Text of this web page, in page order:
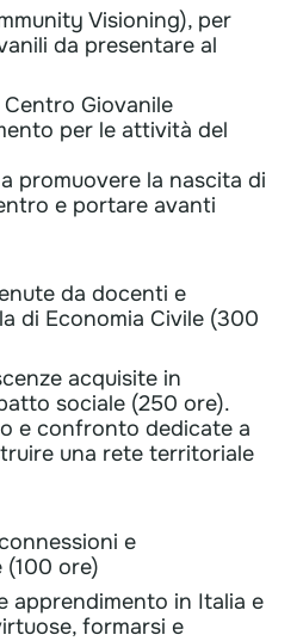
Visioning), per
da presentare al
Giovanile
per le attività del
promuovere la nascita di
e portare avanti
da docenti e
di Economia Civile (300
acquisite in
sociale (250 ore).
e confronto dedicate a
una rete territoriale
e
ore)
apprendimento in Italia e
formarsi e